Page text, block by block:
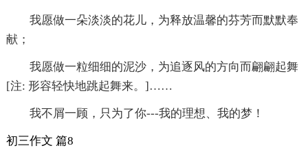
我愿做一朵淡淡的花儿，为释放温馨的芬芳而默默奉
献；
我愿做一粒细细的泥沙，为追逐风的方向而翩翩起舞
[注: 形容轻快地跳起舞来。]……
我不屑一顾，只为了你---我的理想、我的梦！
初三作文 篇8